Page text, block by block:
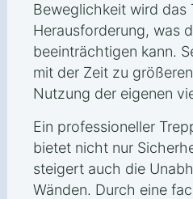
Beweglichkeit wird das
Herausforderung, was
beeinträchtigen kann.
mit der Zeit zu
Nutzung der eigenen
Ein professioneller
bietet nicht nur
steigert auch die
Wänden. Durch eine